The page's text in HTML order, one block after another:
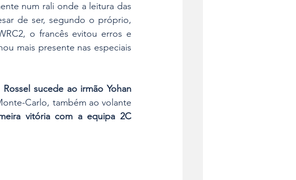
num rali onde a leitura das
de ser, segundo o próprio,
o francês evitou erros e
mais presente nas especiais
Rossel sucede ao irmão Yohan
Carlo, também ao volante
vitória com a equipa 2C